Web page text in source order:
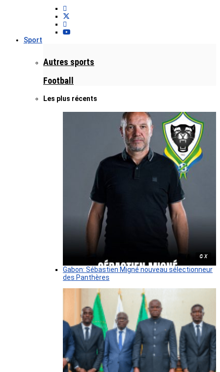
Sport
Autres sports
Football
Les plus récents
© X
Gabon: Sébastien Migné nouveau sélectionneur
des Panthères